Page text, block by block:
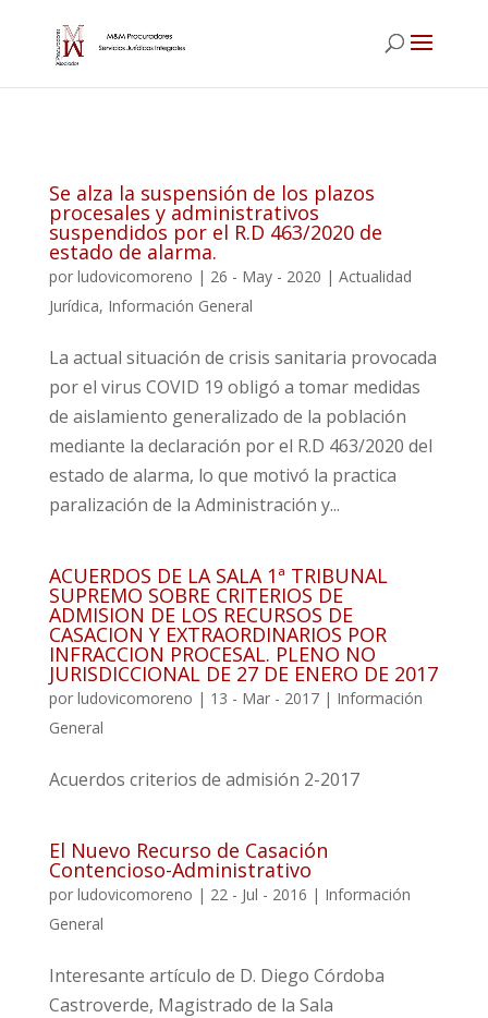
Se alza la suspensión de los plazos
procesales y administrativos
suspendidos por el R.D 463/2020 de
estado de alarma.
por ludovicomoreno | 26 - May - 2020 | Actualidad
Jurídica, Información General
La actual situación de crisis sanitaria provocada
por el virus COVID 19 obligó a tomar medidas
de aislamiento generalizado de la población
mediante la declaración por el R.D 463/2020 del
estado de alarma, lo que motivó la practica
paralización de la Administración y...
ACUERDOS DE LA SALA 1ª TRIBUNAL
SUPREMO SOBRE CRITERIOS DE
ADMISION DE LOS RECURSOS DE
CASACION Y EXTRAORDINARIOS POR
INFRACCION PROCESAL. PLENO NO
JURISDICCIONAL DE 27 DE ENERO DE 2017
por ludovicomoreno | 13 - Mar - 2017| Información
General
Acuerdos criterios de admisión 2-2017
El Nuevo Recurso de Casación
Contencioso-Administrativo
por ludovicomoreno | 22 - Jul - 2016 | Información
General
Interesante artículo de D. Diego Córdoba
Castroverde, Magistrado de la Sala